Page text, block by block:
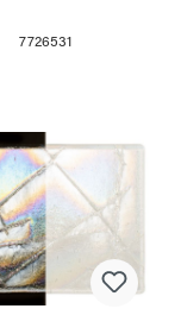
7726531